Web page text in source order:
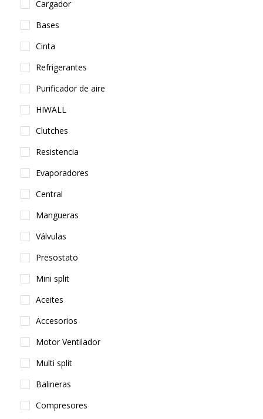
Cargador
Bases
Cinta
Refrigerantes
Purificador de aire
HIWALL
Clutches
Resistencia
Evaporadores
Central
Mangueras
Válvulas
Presostato
Mini split
Aceites
Accesorios
Motor Ventilador
Multi split
Balineras
Compresores